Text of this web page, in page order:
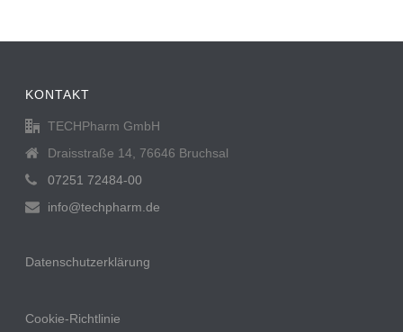
KONTAKT
TECHPharm GmbH
Draisstraße 14, 76646 Bruchsal
07251 72484-00
info@techpharm.de
Datenschutzerklärung
Cookie-Richtlinie